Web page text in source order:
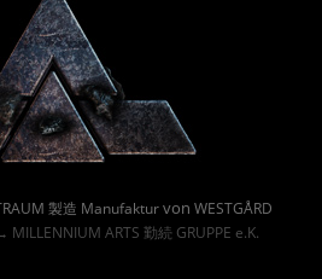
製造 Manufakturvon WESTGÅRD
MILLENNIUM ARTS 勤続 GRUPPE e.K.
Powered By :